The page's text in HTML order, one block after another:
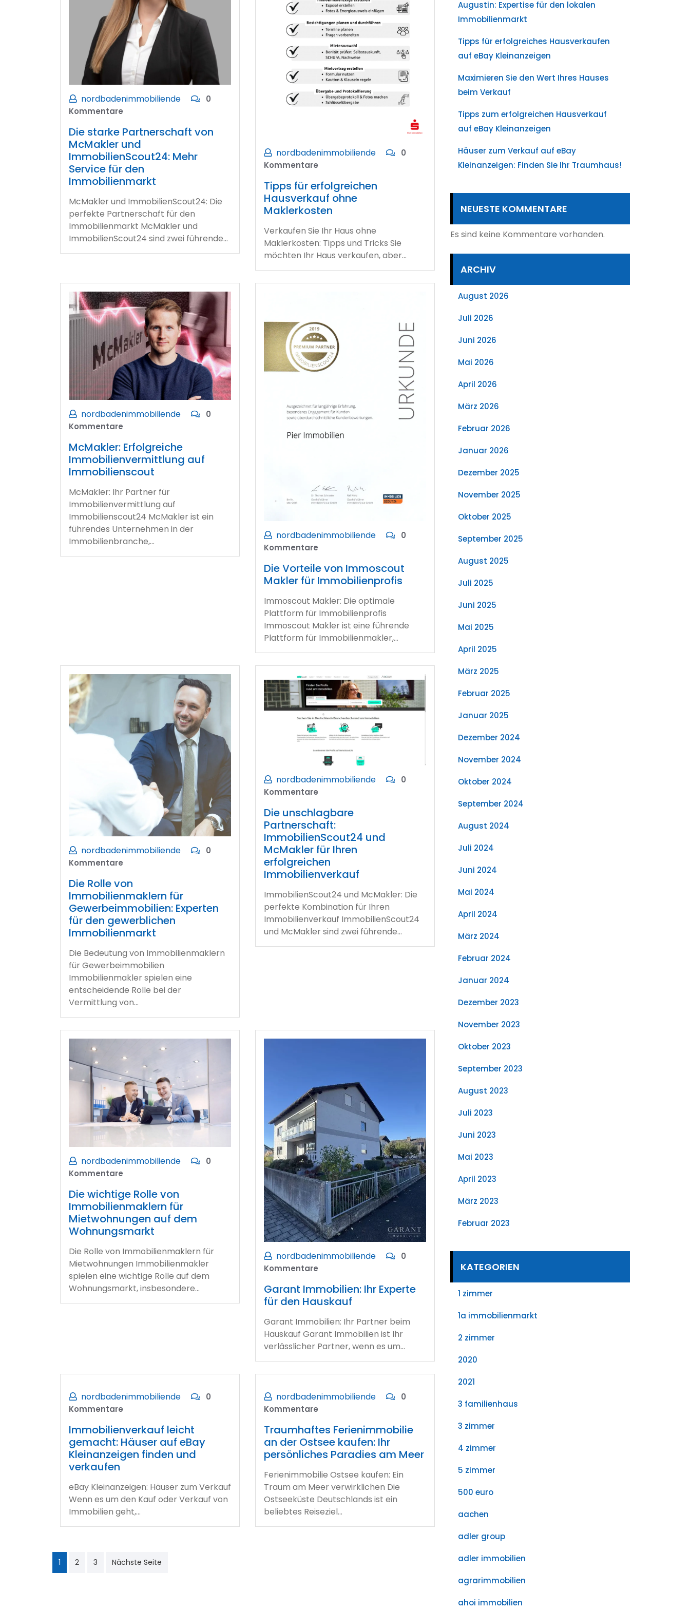
nordbadenimmobiliende
0
Kommentare
Die starke Partnerschaft von
McMakler und
ImmobilienScout24: Mehr
Service für den
Immobilienmarkt
McMakler und ImmobilienScout24: Die
perfekte Partnerschaft für den
Immobilienmarkt McMakler und
ImmobilienScout24 sind zwei führende…
nordbadenimmobiliende
0
Kommentare
Tipps für erfolgreichen
Hausverkauf ohne
Maklerkosten
Verkaufen Sie Ihr Haus ohne
Maklerkosten: Tipps und Tricks Sie
möchten Ihr Haus verkaufen, aber…
nordbadenimmobiliende
0
Kommentare
McMakler: Erfolgreiche
Immobilienvermittlung auf
Immobilienscout
McMakler: Ihr Partner für
Immobilienvermittlung auf
Immobilienscout24 McMakler ist ein
führendes Unternehmen in der
Immobilienbranche,…
nordbadenimmobiliende
0
Kommentare
Die Vorteile von Immoscout
Makler für Immobilienprofis
Immoscout Makler: Die optimale
Plattform für Immobilienprofis
Immoscout Makler ist eine führende
Plattform für Immobilienmakler,…
nordbadenimmobiliende
0
Kommentare
Die Rolle von
Immobilienmaklern für
Gewerbeimmobilien: Experten
für den gewerblichen
Immobilienmarkt
Die Bedeutung von Immobilienmaklern
für Gewerbeimmobilien
Immobilienmakler spielen eine
entscheidende Rolle bei der
Vermittlung von…
nordbadenimmobiliende
0
Kommentare
Die unschlagbare
Partnerschaft:
ImmobilienScout24 und
McMakler für Ihren
erfolgreichen
Immobilienverkauf
ImmobilienScout24 und McMakler: Die
perfekte Kombination für Ihren
Immobilienverkauf ImmobilienScout24
und McMakler sind zwei führende…
nordbadenimmobiliende
0
Kommentare
Die wichtige Rolle von
Immobilienmaklern für
Mietwohnungen auf dem
Wohnungsmarkt
Die Rolle von Immobilienmaklern für
Mietwohnungen Immobilienmakler
spielen eine wichtige Rolle auf dem
Wohnungsmarkt, insbesondere…
nordbadenimmobiliende
0
Kommentare
Garant Immobilien: Ihr Experte
für den Hauskauf
Garant Immobilien: Ihr Partner beim
Hauskauf Garant Immobilien ist Ihr
verlässlicher Partner, wenn es um…
nordbadenimmobiliende
0
Kommentare
Immobilienverkauf leicht
gemacht: Häuser auf eBay
Kleinanzeigen finden und
verkaufen
eBay Kleinanzeigen: Häuser zum Verkauf
Wenn es um den Kauf oder Verkauf von
Immobilien geht,…
nordbadenimmobiliende
0
Kommentare
Traumhaftes Ferienimmobilie
an der Ostsee kaufen: Ihr
persönliches Paradies am Meer
Ferienimmobilie Ostsee kaufen: Ein
Traum am Meer verwirklichen Die
Ostseeküste Deutschlands ist ein
beliebtes Reiseziel…
Seitennummerierung
der
1 2 3 Nächste Seite
Augustin: Expertise für den lokalen
Immobilienmarkt
Tipps für erfolgreiches Hausverkaufen
auf eBay Kleinanzeigen
Maximieren Sie den Wert Ihres Hauses
beim Verkauf
Tipps zum erfolgreichen Hausverkauf
auf eBay Kleinanzeigen
Häuser zum Verkauf auf eBay
Kleinanzeigen: Finden Sie Ihr Traumhaus!
NEUESTE KOMMENTARE
Es sind keine Kommentare vorhanden.
ARCHIV
August 2026
Juli 2026
Juni 2026
Mai 2026
April 2026
März 2026
Februar 2026
Januar 2026
Dezember 2025
November 2025
Oktober 2025
September 2025
August 2025
Juli 2025
Juni 2025
Mai 2025
April 2025
März 2025
Februar 2025
Januar 2025
Dezember 2024
November 2024
Oktober 2024
September 2024
August 2024
Juli 2024
Juni 2024
Mai 2024
April 2024
März 2024
Februar 2024
Januar 2024
Dezember 2023
November 2023
Oktober 2023
September 2023
August 2023
Juli 2023
Juni 2023
Mai 2023
April 2023
März 2023
Februar 2023
KATEGORIEN
1 zimmer
1a immobilienmarkt
2 zimmer
2020
2021
3 familienhaus
3 zimmer
4 zimmer
5 zimmer
500 euro
aachen
adler group
adler immobilien
agrarimmobilien
ahoi immobilien